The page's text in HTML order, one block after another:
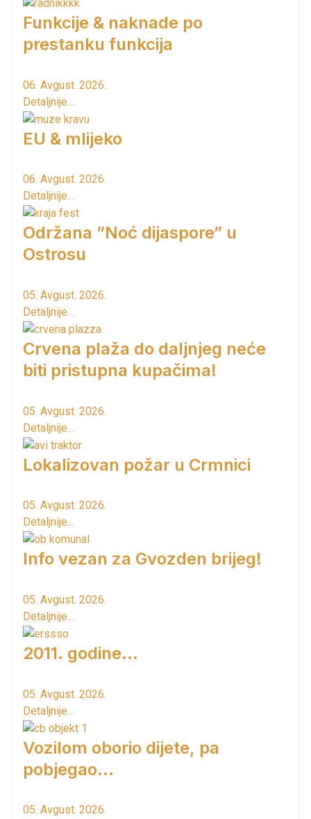
Funkcije & naknade po
prestanku funkcija
06. Avgust. 2026.
Detaljnije...
EU & mlijeko
06. Avgust. 2026.
Detaljnije...
Održana ”Noć dijaspore” u
Ostrosu
05. Avgust. 2026.
Detaljnije...
Crvena plaža do daljnjeg neće
biti pristupna kupačima!
05. Avgust. 2026.
Detaljnije...
Lokalizovan požar u Crmnici
05. Avgust. 2026.
Detaljnije...
Info vezan za Gvozden brijeg!
05. Avgust. 2026.
Detaljnije...
2011. godine...
05. Avgust. 2026.
Detaljnije...
Vozilom oborio dijete, pa
pobjegao...
05. Avgust. 2026.